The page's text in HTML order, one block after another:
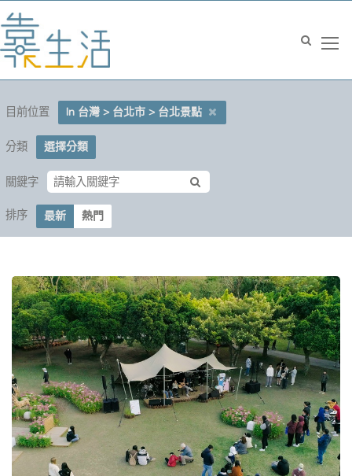
目前位置 In 台灣 > 台北市 > 台北景點
分類 選擇分類
關鍵字
排序 最新 熱門